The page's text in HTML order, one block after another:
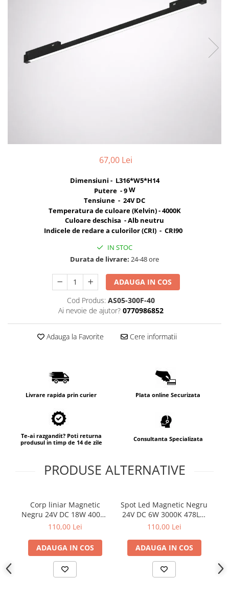
Senzori de miscare
Stechere si Cuple
67,00 Lei
Dimensiuni - L316*W5*H14
Putere - 9W
Tensiune - 24V DC
Temperatura de culoare (Kelvin) - 4000K
Culoare deschisa - Alb neutru
Indicele de redare a culorilor (CRI) - CRI90
IN STOC
Durata de livrare: 24-48 ore
ADAUGA IN COS
Cod Produs: AS05-300F-40
Ai nevoie de ajutor? 0770986852
Adauga la Favorite Cere informatii
Livrare rapida prin curier Plata online Securizata
Te-ai razgandit? Poti returna
produsul in timp de 14 de zile
Consultanta Specializata
PRODUSE ALTERNATIVE
Corp liniar Magnetic
Negru 24V DC 18W 4000K
674LM 120° RA90
110,00 Lei
ADAUGA IN COS
Spot Led Magnetic Negru
24V DC 6W 3000K 478LM
24° RA90 Ø50*H57
110,00 Lei
ADAUGA IN COS